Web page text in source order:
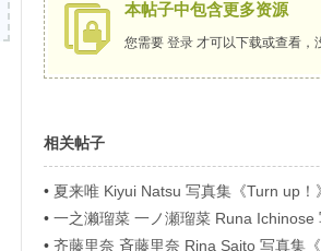
本帖子中包含更多资源
您需要登录 才可以下载或查看，
相关帖子
• 夏来唯 Kiyui Natsu 写真集《Turn up！
•一之濑瑠菜 一ノ瀬瑠菜 Runa
Ｐ！４》[54P]
•齐藤里奈 斉藤里奈 Rina Saito 写真集